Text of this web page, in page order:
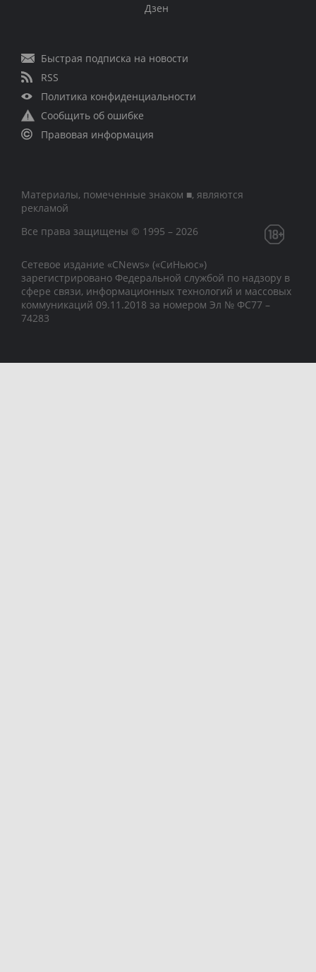
Дзен
Быстрая подписка на новости
RSS
Политика конфиденциальности
Сообщить об ошибке
Правовая информация
Материалы, помеченные знаком ■, являются
рекламой
Все права защищены © 1995 – 2026
Сетевое издание «CNews» («СиНьюс»)
зарегистрировано Федеральной службой по надзору в
сфере связи, информационных технологий и массовых
коммуникаций 09.11.2018 за номером Эл № ФС77 –
74283